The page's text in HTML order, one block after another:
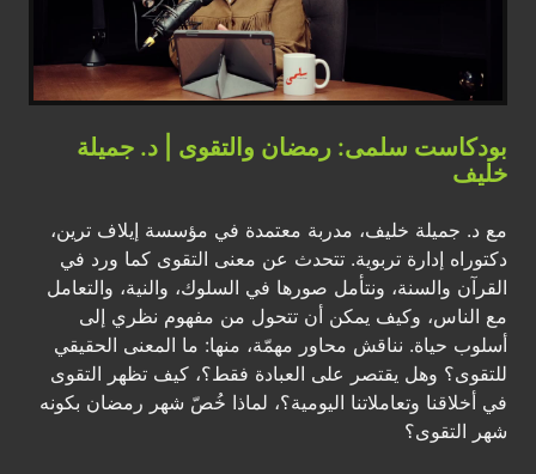
بودكاست سلمى: رمضان والتقوى | د. جميلة
خليف
مع د. جميلة خليف، مدربة معتمدة في مؤسسة إيلاف ترين،
دكتوراه إدارة تربوية. تتحدث عن معنى التقوى كما ورد في
القرآن والسنة، ونتأمل صورها في السلوك، والنية، والتعامل
مع الناس، وكيف يمكن أن تتحول من مفهوم نظري إلى
أسلوب حياة. نناقش محاور مهمّة، منها: ما المعنى الحقيقي
للتقوى؟ وهل يقتصر على العبادة فقط؟، كيف تظهر التقوى
في أخلاقنا وتعاملاتنا اليومية؟، لماذا خُصّ شهر رمضان بكونه
شهر التقوى؟